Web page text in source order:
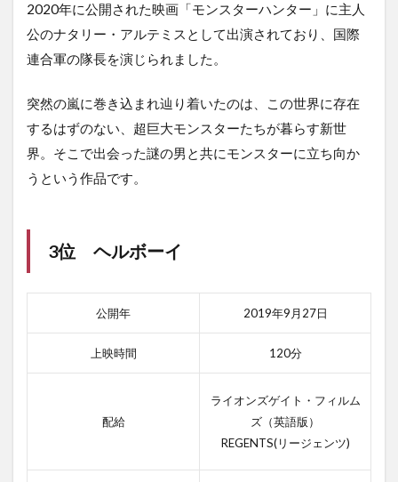
2020年に公開された映画「モンスターハンター」に主人
公のナタリー・アルテミスとして出演されており、国際
連合軍の隊長を演じられました。
突然の嵐に巻き込まれ辿り着いたのは、この世界に存在
するはずのない、超巨大モンスターたちが暮らす新世
界。そこで出会った謎の男と共にモンスターに立ち向か
うという作品です。
3位 ヘルボーイ
公開年 2019年9月27日
上映時間 120分
配給
ライオンズゲイト・フィルム
ズ（英語版）
REGENTS(リージェンツ)